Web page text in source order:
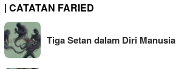
| CATATAN FARIED
Tiga Setan dalam Diri Manusia